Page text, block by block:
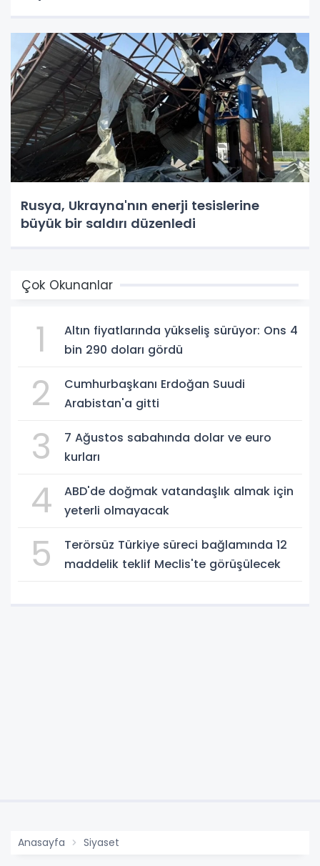
Rusya, Ukrayna'nın enerji tesislerine
büyük bir saldırı düzenledi
Çok Okunanlar
1
Altın fiyatlarında yükseliş sürüyor: Ons 4
bin 290 doları gördü
2
Cumhurbaşkanı Erdoğan Suudi
Arabistan'a gitti
3
7 Ağustos sabahında dolar ve euro
kurları
4
ABD'de doğmak vatandaşlık almak için
yeterli olmayacak
5
Terörsüz Türkiye süreci bağlamında 12
maddelik teklif Meclis'te görüşülecek
Anasayfa Siyaset